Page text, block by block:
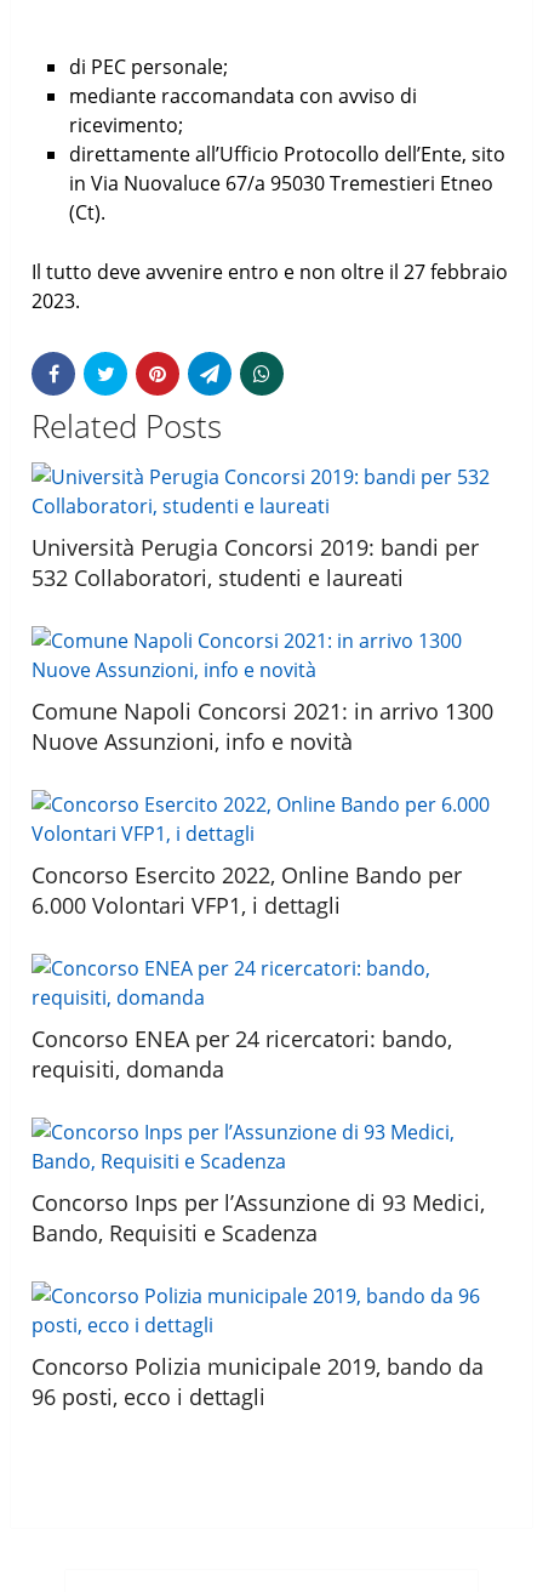
di PEC personale;
mediante raccomandata con avviso di
ricevimento;
direttamente all’Ufficio Protocollo dell’Ente, sito
in Via Nuovaluce 67/a 95030 Tremestieri Etneo
(Ct).
Il tutto deve avvenire entro e non oltre il 27 febbraio
2023.
Related Posts
Università Perugia Concorsi 2019: bandi per
532 Collaboratori, studenti e laureati
Comune Napoli Concorsi 2021: in arrivo 1300
Nuove Assunzioni, info e novità
Concorso Esercito 2022, Online Bando per
6.000 Volontari VFP1, i dettagli
Concorso ENEA per 24 ricercatori: bando,
requisiti, domanda
Concorso Inps per l’Assunzione di 93 Medici,
Bando, Requisiti e Scadenza
Concorso Polizia municipale 2019, bando da
96 posti, ecco i dettagli